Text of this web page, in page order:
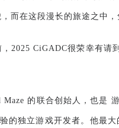
而在这段漫长的旅途之中
2025 CiGADC很荣幸有请
Maze 的联合创始人，也是
的独立游戏开发者。他最